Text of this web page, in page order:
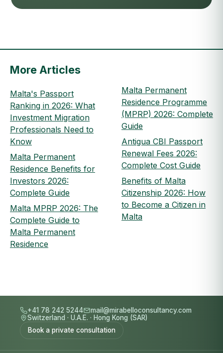
More Articles
Malta's Passport
Ranking in 2026: What
Investment Migration
Professionals Need to
Know
Malta Permanent
Residence Benefits for
Investors 2026:
Complete Guide
Malta MPRP 2026: The
Complete Guide to
Malta Permanent
Residence
Malta Permanent
Residence Programme
(MPRP) 2026: Complete
Guide
Antigua CBI Passport
Renewal Fees 2026:
Complete Cost Guide
Benefits of Malta
Citizenship 2026: How
to Become a Citizen in
Malta
+41 78 242 5244
mail@mirabelloconsultancy.com
Switzerland · U.A.E. · Hong Kong (SAR)
Book a private consultation